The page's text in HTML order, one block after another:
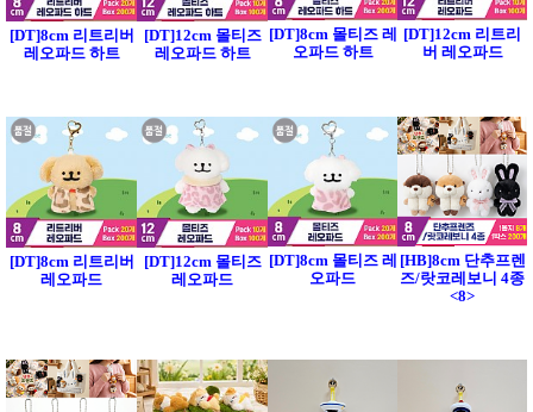
[DT]8cm 리트리버
레오파드 하트
[DT]12cm 몰티즈
레오파드 하트
[DT]8cm 몰티즈 레
오파드 하트
[DT]12cm 리트리
버 레오파드
[DT]8cm 리트리버
레오파드
[DT]12cm 몰티즈
레오파드
[DT]8cm 몰티즈 레
오파드
[HB]8cm 단추프렌
즈/랏코레보니 4종
<8>